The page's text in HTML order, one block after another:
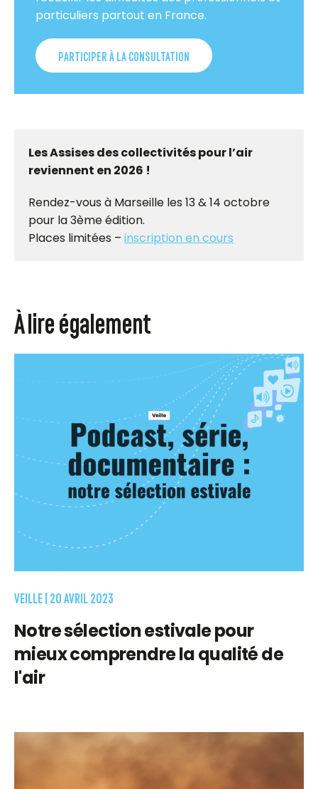
particuliers partout en France.
PARTICIPER À LA CONSULTATION
Les Assises des collectivités pour l’air
reviennent en 2026 !
Rendez-vous à Marseille les 13 & 14 octobre
pour la 3ème édition.
Places limitées – inscription en cours
À lire également
VEILLE | 20 AVRIL 2023
Notre sélection estivale pour
mieux comprendre la qualité de
l'air